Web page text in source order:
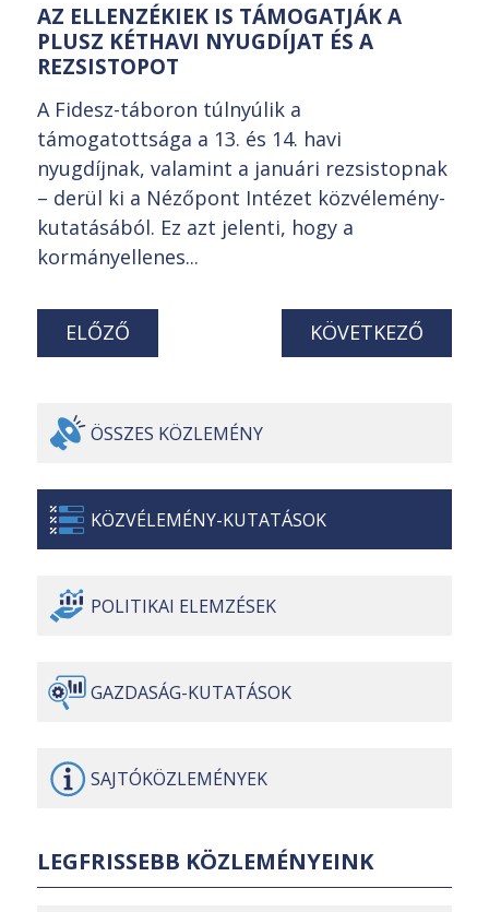
AZ ELLENZÉKIEK IS TÁMOGATJÁK A
PLUSZ KÉTHAVI NYUGDÍJAT ÉS A
REZSISTOPOT
A Fidesz-táboron túlnyúlik a
támogatottsága a 13. és 14. havi
nyugdíjnak, valamint a januári rezsistopnak
– derül ki a Nézőpont Intézet közvélemény-
kutatásából. Ez azt jelenti, hogy a
kormányellenes...
ELŐZŐ KÖVETKEZŐ
ÖSSZES KÖZLEMÉNY
KÖZVÉLEMÉNY-KUTATÁSOK
POLITIKAI ELEMZÉSEK
GAZDASÁG-KUTATÁSOK
SAJTÓKÖZLEMÉNYEK
LEGFRISSEBB KÖZLEMÉNYEINK